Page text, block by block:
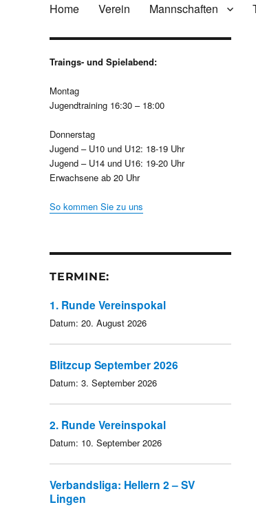
Home Verein Mannschaften
Traings- und Spielabend:
Montag
Jugendtraining 16:30 – 18:00
Donnerstag
Jugend – U10 und U12: 18-19 Uhr
Jugend – U14 und U16: 19-20 Uhr
Erwachsene ab 20 Uhr
So kommen Sie zu uns
TERMINE:
1. Runde Vereinspokal
Datum: 20. August 2026
Blitzcup September 2026
Datum: 3. September 2026
2. Runde Vereinspokal
Datum: 10. September 2026
Verbandsliga: Hellern 2 – SV
Lingen